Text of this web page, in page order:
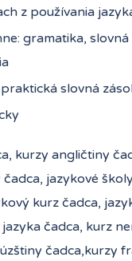
z používania
gramatika,
slovná
kurzy angličtiny
jazykové
kurz čadca,
čadca, kurz
čadca,kurzy